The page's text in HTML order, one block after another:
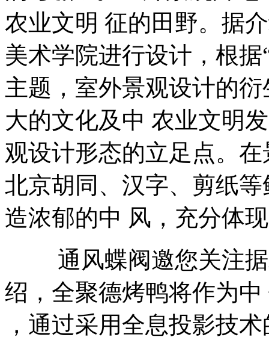
农业文明 征的田野。据
美术学院进行设计，根
主题，室外景观设计的
大的文化及中 农业文明
观设计形态的立足点。
北京胡同、汉字、剪纸
造浓郁的中 风，充分体
通风蝶阀邀您关注据
绍，全聚德烤鸭将作为
，通过采用全息投影技